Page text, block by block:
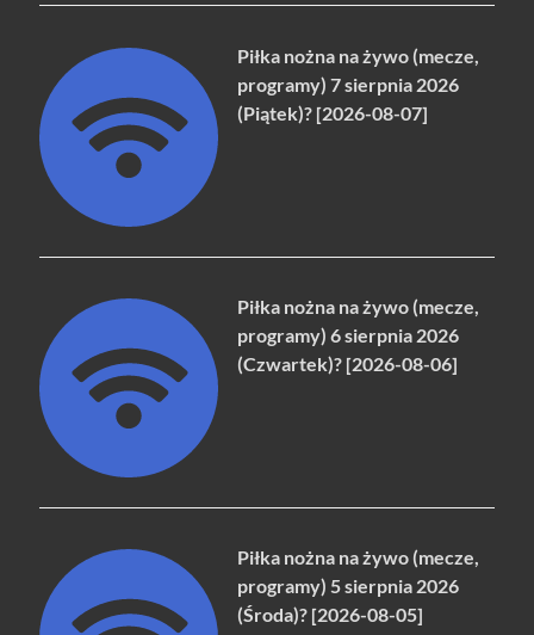
Piłka nożna na żywo (mecze,
programy) 7 sierpnia 2026
(Piątek)? [2026-08-07]
Piłka nożna na żywo (mecze,
programy) 6 sierpnia 2026
(Czwartek)? [2026-08-06]
Piłka nożna na żywo (mecze,
programy) 5 sierpnia 2026
(Środa)? [2026-08-05]